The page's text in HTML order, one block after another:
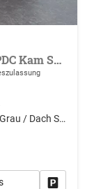
FR 1.5 TSI DSG Mo26 ACC 2Zokl 2xPDC Kam SHZ Full Link
Graphene Grau / Dach Schwarz